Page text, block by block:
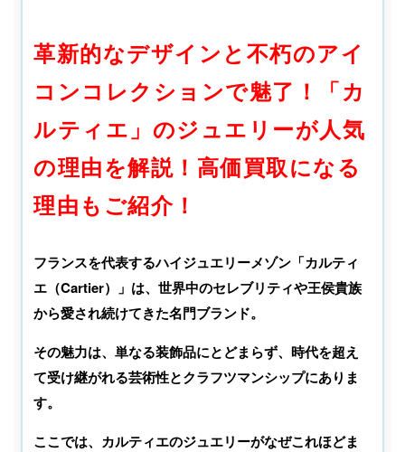
革新的なデザインと不朽のアイ
コンコレクションで魅了！「カ
ルティエ」のジュエリーが人気
の理由を解説！高価買取になる
理由もご紹介！
フランスを代表するハイジュエリーメゾン「カルティ
エ（Cartier）」は、世界中のセレブリティや王侯貴族
から愛され続けてきた名門ブランド。
その魅力は、単なる装飾品にとどまらず、時代を超え
て受け継がれる芸術性とクラフツマンシップにありま
す。
ここでは、カルティエのジュエリーがなぜこれほどま